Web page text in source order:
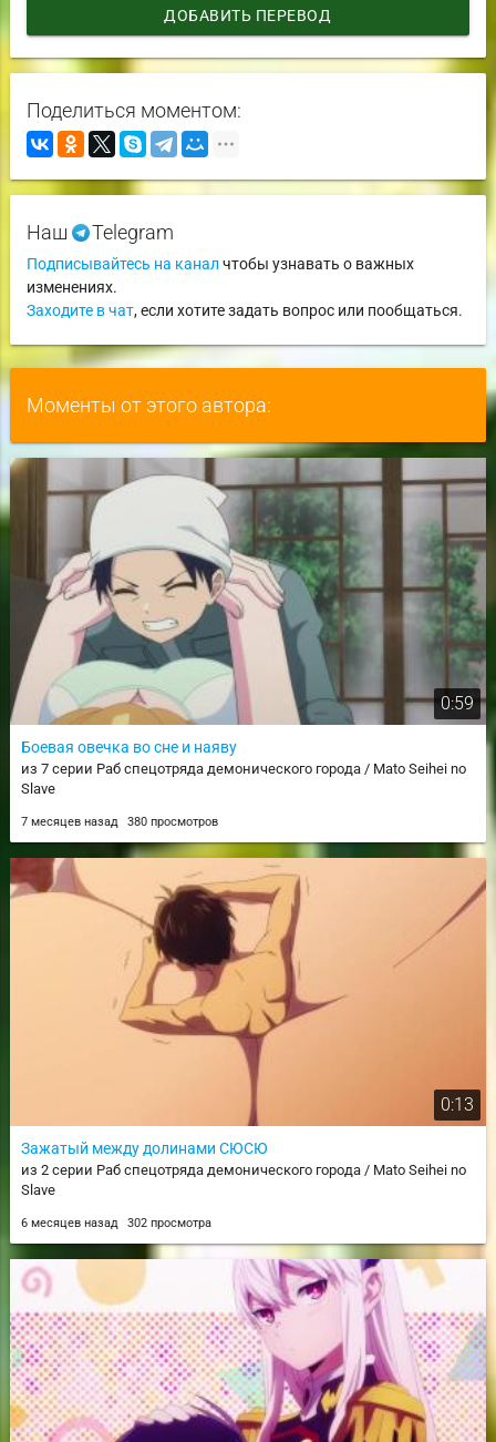
ДОБАВИТЬ ПЕРЕВОД
Поделиться моментом:
Наш Telegram
Подписывайтесь на канал чтобы узнавать о важных
изменениях.
Заходите в чат, если хотите задать вопрос или пообщаться.
Моменты от этого автора:
0:59
Боевая овечка во сне и наяву
из 7 серии Раб спецотряда демонического города / Mato Seihei no
Slave
7 месяцев назад 380 просмотров
0:13
Зажатый между долинами СЮСЮ
из 2 серии Раб спецотряда демонического города / Mato Seihei no
Slave
6 месяцев назад 302 просмотра